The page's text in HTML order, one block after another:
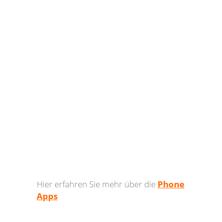
Hier erfahren Sie mehr über die Phone
Apps